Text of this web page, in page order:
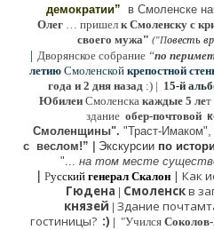
демократии” в Смоленске
Олег … пришел к Смоленску с
своего мужа" ("Повесть
| Дворянское собрание “по
летию Смоленской крепостной
года и 2 дня назад :) | 15-й
Юбилеи Смоленска каждые 5 лет
здание обер-почтовой
Cмоленщины". "Траст-Имаком",
с веслом!”
Экскурсии по
"... на том месте
| Русский генерал Скалон | Как
Гюдена | Смоленскв
князей | Здание
гостиницы? :) | "Учился